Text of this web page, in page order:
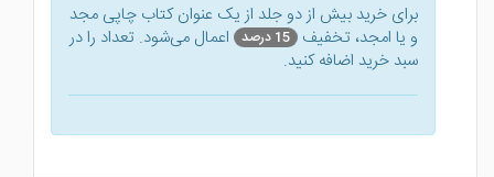
برای خرید بیش از دو جلد از یک عنوان کتاب‌ چاپی مجد
و یا امجد، تخفیف 15 درصد
اعمال می‌شود. تعداد را در
سبد خرید اضافه کنید.